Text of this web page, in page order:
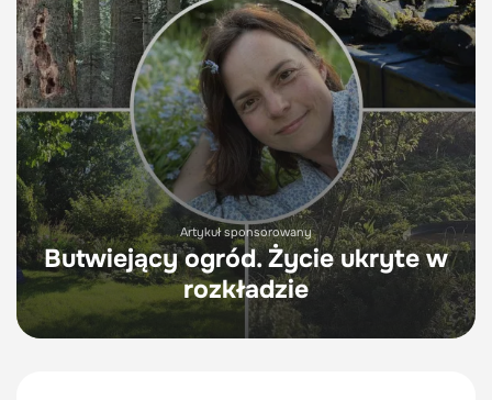
Artykuł sponsorowany
Butwiejący ogród. Życie ukryte w
rozkładzie